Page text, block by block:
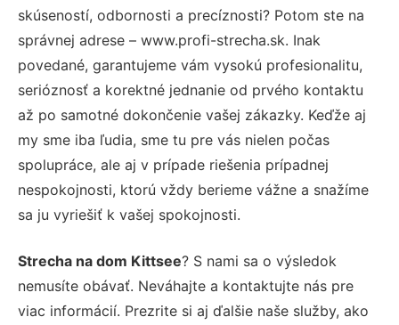
skúseností, odbornosti a precíznosti? Potom ste na
správnej adrese – www.profi-strecha.sk. Inak
povedané, garantujeme vám vysokú profesionalitu,
serióznosť a korektné jednanie od prvého kontaktu
až po samotné dokončenie vašej zákazky. Keďže aj
my sme iba ľudia, sme tu pre vás nielen počas
spolupráce, ale aj v prípade riešenia prípadnej
nespokojnosti, ktorú vždy berieme vážne a snažíme
sa ju vyriešiť k vašej spokojnosti.
Strecha na dom Kittsee? S nami sa o výsledok
nemusíte obávať. Neváhajte a kontaktujte nás pre
viac informácií. Prezrite si aj ďalšie naše služby, ako